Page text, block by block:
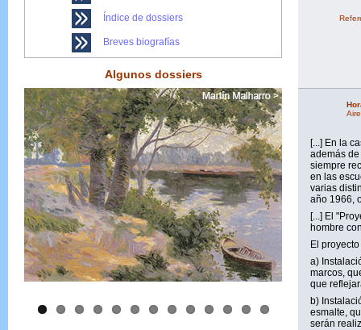
Índice de dossiers
Breves biografías
Algunos dossiers
[...] En la
además
siempre
en las
varias
año 1966,
[...] El
hombre
El
a)
marcos,
que
b)
esmalte,
serán